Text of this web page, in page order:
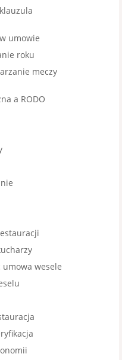
umowie
roku
meczy
a RODO
wesele